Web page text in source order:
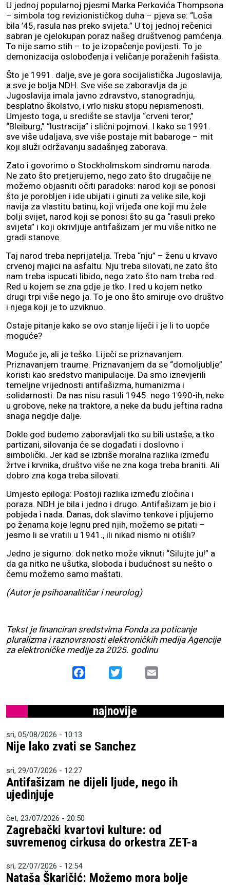
U jednoj popularnoj pjesmi Marka Perkovića Thompsona
– simbola tog revizionističkog duha – pjeva se: “Loša
bila ’45, rasula nas preko svijeta.” U toj jednoj rečenici
sabran je cjelokupan poraz našeg društvenog pamćenja.
To nije samo stih – to je izopačenje povijesti. To je
demonizacija oslobođenja i veličanje poraženih fašista.
Što je 1991. dalje, sve je gora socijalistička Jugoslavija,
a sve je bolja NDH. Sve više se zaboravlja da je
Jugoslavija imala javno zdravstvo, stanogradnju,
besplatno školstvo, i vrlo nisku stopu nepismenosti.
Umjesto toga, u središte se stavlja “crveni teror,”
“Bleiburg,” “lustracija” i slični pojmovi. I kako se 1991.
sve više udaljava, sve više postaje mit babaroge – mit
koji služi održavanju sadašnjeg zaborava.
Zato i govorimo o Stockholmskom sindromu naroda.
Ne zato što pretjerujemo, nego zato što drugačije ne
možemo objasniti očiti paradoks: narod koji se ponosi
što je porobljen i ide ubijati i ginuti za velike sile, koji
navija za vlastitu batinu, koji vrijeđa one koji mu žele
bolji svijet, narod koji se ponosi što su ga “rasuli preko
svijeta” i koji okrivljuje antifašizam jer mu više nitko ne
gradi stanove.
Taj narod treba neprijatelja. Treba “nju” – ženu u krvavo
crvenoj majici na asfaltu. Nju treba silovati, ne zato što
nam treba ispucati libido, nego zato što nam treba red.
Red u kojem se zna gdje je tko. I red u kojem netko
drugi trpi više nego ja. To je ono što smiruje ovo društvo
i njega koji je to uzviknuo.
Ostaje pitanje kako se ovo stanje liječi i je li to uopće
moguće?
Moguće je, ali je teško. Liječi se priznavanjem.
Priznavanjem traume. Priznavanjem da se “domoljublje”
koristi kao sredstvo manipulacije. Da smo iznevjerili
temeljne vrijednosti antifašizma, humanizma i
solidarnosti. Da nas nisu rasuli 1945. nego 1990-ih, neke
u grobove, neke na traktore, a neke da budu jeftina radna
snaga negdje dalje.
Dokle god budemo zaboravljali tko su bili ustaše, a tko
partizani, silovanja će se događati i doslovno i
simbolički. Jer kad se izbriše moralna razlika između
žrtve i krvnika, društvo više ne zna koga treba braniti. Ali
dobro zna koga treba silovati.
Umjesto epiloga: Postoji razlika između zločina i
poraza. NDH je bila i jedno i drugo. Antifašizam je bio i
pobjeda i nada. Danas, dok slavimo tenkove i pljujemo
po ženama koje legnu pred njih, možemo se pitati –
jesmo li se vratili u 1941., ili nikad nismo ni otišli?
Jedno je sigurno: dok netko može viknuti “Silujte ju!” a
da ga nitko ne ušutka, sloboda i budućnost su nešto o
čemu možemo samo maštati.
(Autor je psihoanalitičar i neurolog)
Tekst je financiran sredstvima Fonda za poticanje
pluralizma i raznovrsnosti elektroničkih medija Agencije
za elektroničke medije za 2025. godinu
Facebook
najnovije
sri, 05/08/2026 - 10:13
Nije lako zvati se Sanchez
sri, 29/07/2026 - 12:27
Antifašizam ne dijeli ljude, nego ih
ujedinjuje
čet, 23/07/2026 - 20:50
Zagrebački kvartovi kulture: od
suvremenog cirkusa do orkestra ZET-a
sri, 22/07/2026 - 12:54
Nataša Škaričić: Možemo mora bolje